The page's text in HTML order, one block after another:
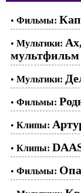
• Фильмы:
• Мультики:
мультфильм
• Мультики:
• Фильмы:
• Клипы:
• Клипы:
• Фильмы: